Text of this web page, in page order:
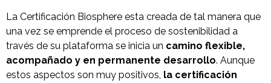
La Certificación Biosphere esta creada de tal manera que
una vez se emprende el proceso de sostenibilidad a
través de su plataforma se inicia un camino flexible,
acompañado y en permanente desarrollo. Aunque
estos aspectos son muy positivos, la certificación